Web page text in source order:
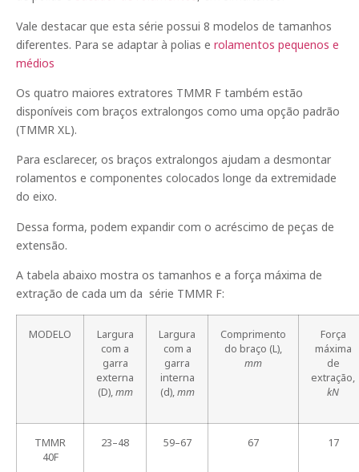
Vale destacar que esta série possui 8 modelos de tamanhos
diferentes. Para se adaptar à polias e rolamentos pequenos e
médios
Os quatro maiores extratores TMMR F também estão
disponíveis com braços extralongos como uma opção padrão
(TMMR XL).
Para esclarecer, os braços extralongos ajudam a desmontar
rolamentos e componentes colocados longe da extremidade
do eixo.
Dessa forma, podem expandir com o acréscimo de peças de
extensão.
A tabela abaixo mostra os tamanhos e a força máxima de
extração de cada um da série TMMR F:
MODELO
Largura
com a
garra
externa
(D),mm
Largura
com a
garra
interna
(d),mm
Comprimento
do braço (L),
mm
Força
máxima
de
extração,
kN
TMMR
40F
23–48 59–67 67 17